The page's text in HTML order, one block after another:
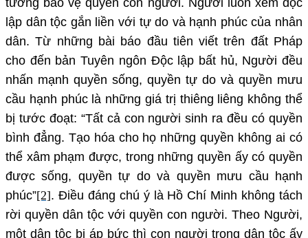
lập dân tộc gắn liền với tự do và hạnh phúc của nhân
dân. Từ những bài báo đầu tiên viết trên đất Pháp
cho đến bảnTuyên ngôn Độc lập bất hủ, Người đều
nhấn mạnh quyền sống, quyền tự do và quyền mưu
cầu hạnh phúc là những giá trị thiêng liêng không thể
bị tước đoạt: “Tất cả con người sinh ra đều có quyền
bình đẳng. Tạo hóa cho họ những quyền không ai có
thể xâm phạm được, trong những quyền ấy có quyền
được sống, quyền tự do và quyền mưu cầu hạnh
phúc”[2]. Điều đáng chú ý là Hồ Chí Minh không tách
rời quyền dân tộc với quyền con người. Theo Người,
một dân tộc bị áp bức thì con người trong dân tộc ấy